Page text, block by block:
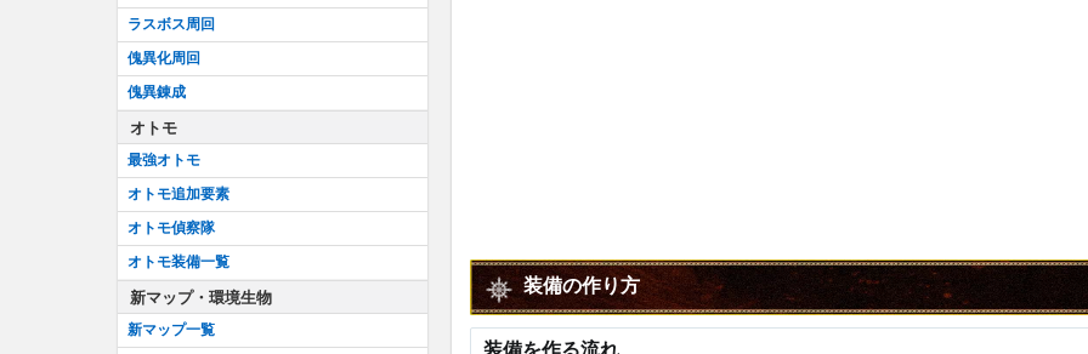
装備の作り方
ラスボス周回
傀異化周回
傀異錬成
オトモ
最強オトモ
オトモ追加要素
オトモ偵察隊
オトモ装備一覧
新マップ・環境生物
新マップ一覧